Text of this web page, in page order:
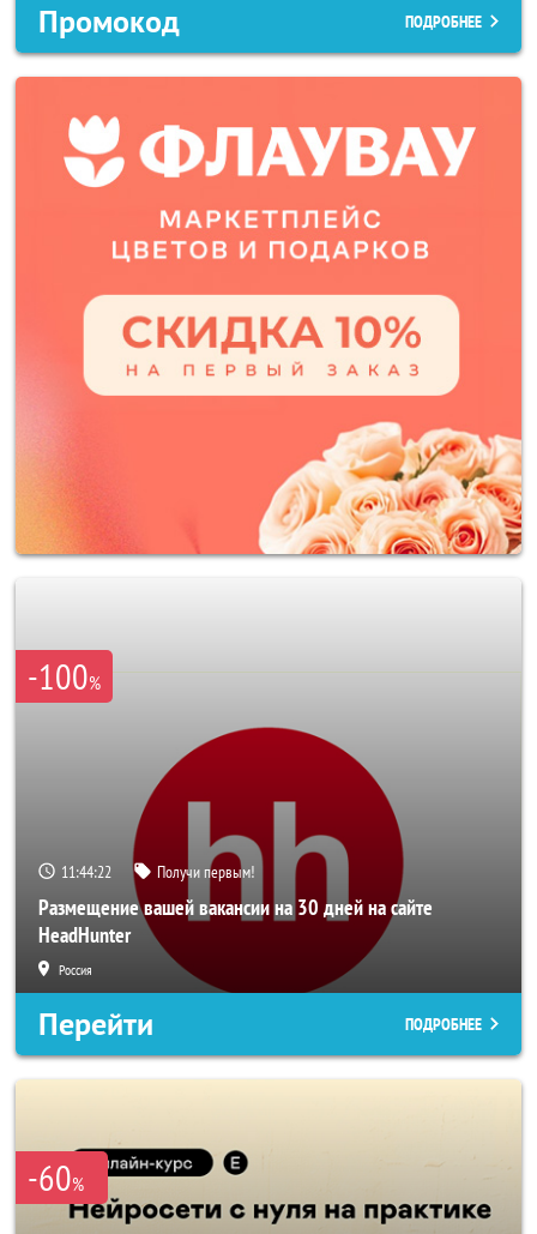
Промокод ПОДРОБНЕЕ
-100%
11:44:20 Получи первым!
Размещение вашей вакансии на 30 дней на сайте
HeadHunter
Россия
Перейти ПОДРОБНЕЕ
-60%